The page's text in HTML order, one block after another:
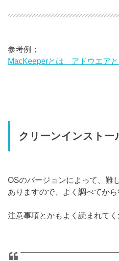
参考例；
MacKeeperとは アドウエア
クリーンインストー
OSのバージョンによって、難
ありますので、よく調べてから
注意事項とかもよく読まれてく